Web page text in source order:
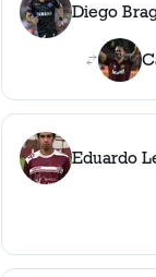
Diego
Eduardo